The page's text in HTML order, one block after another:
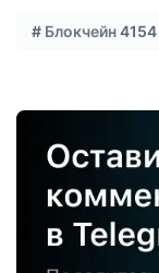
# Блокчейн4154